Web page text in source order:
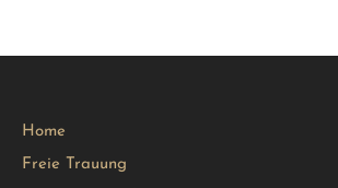
Home
Freie Trauung